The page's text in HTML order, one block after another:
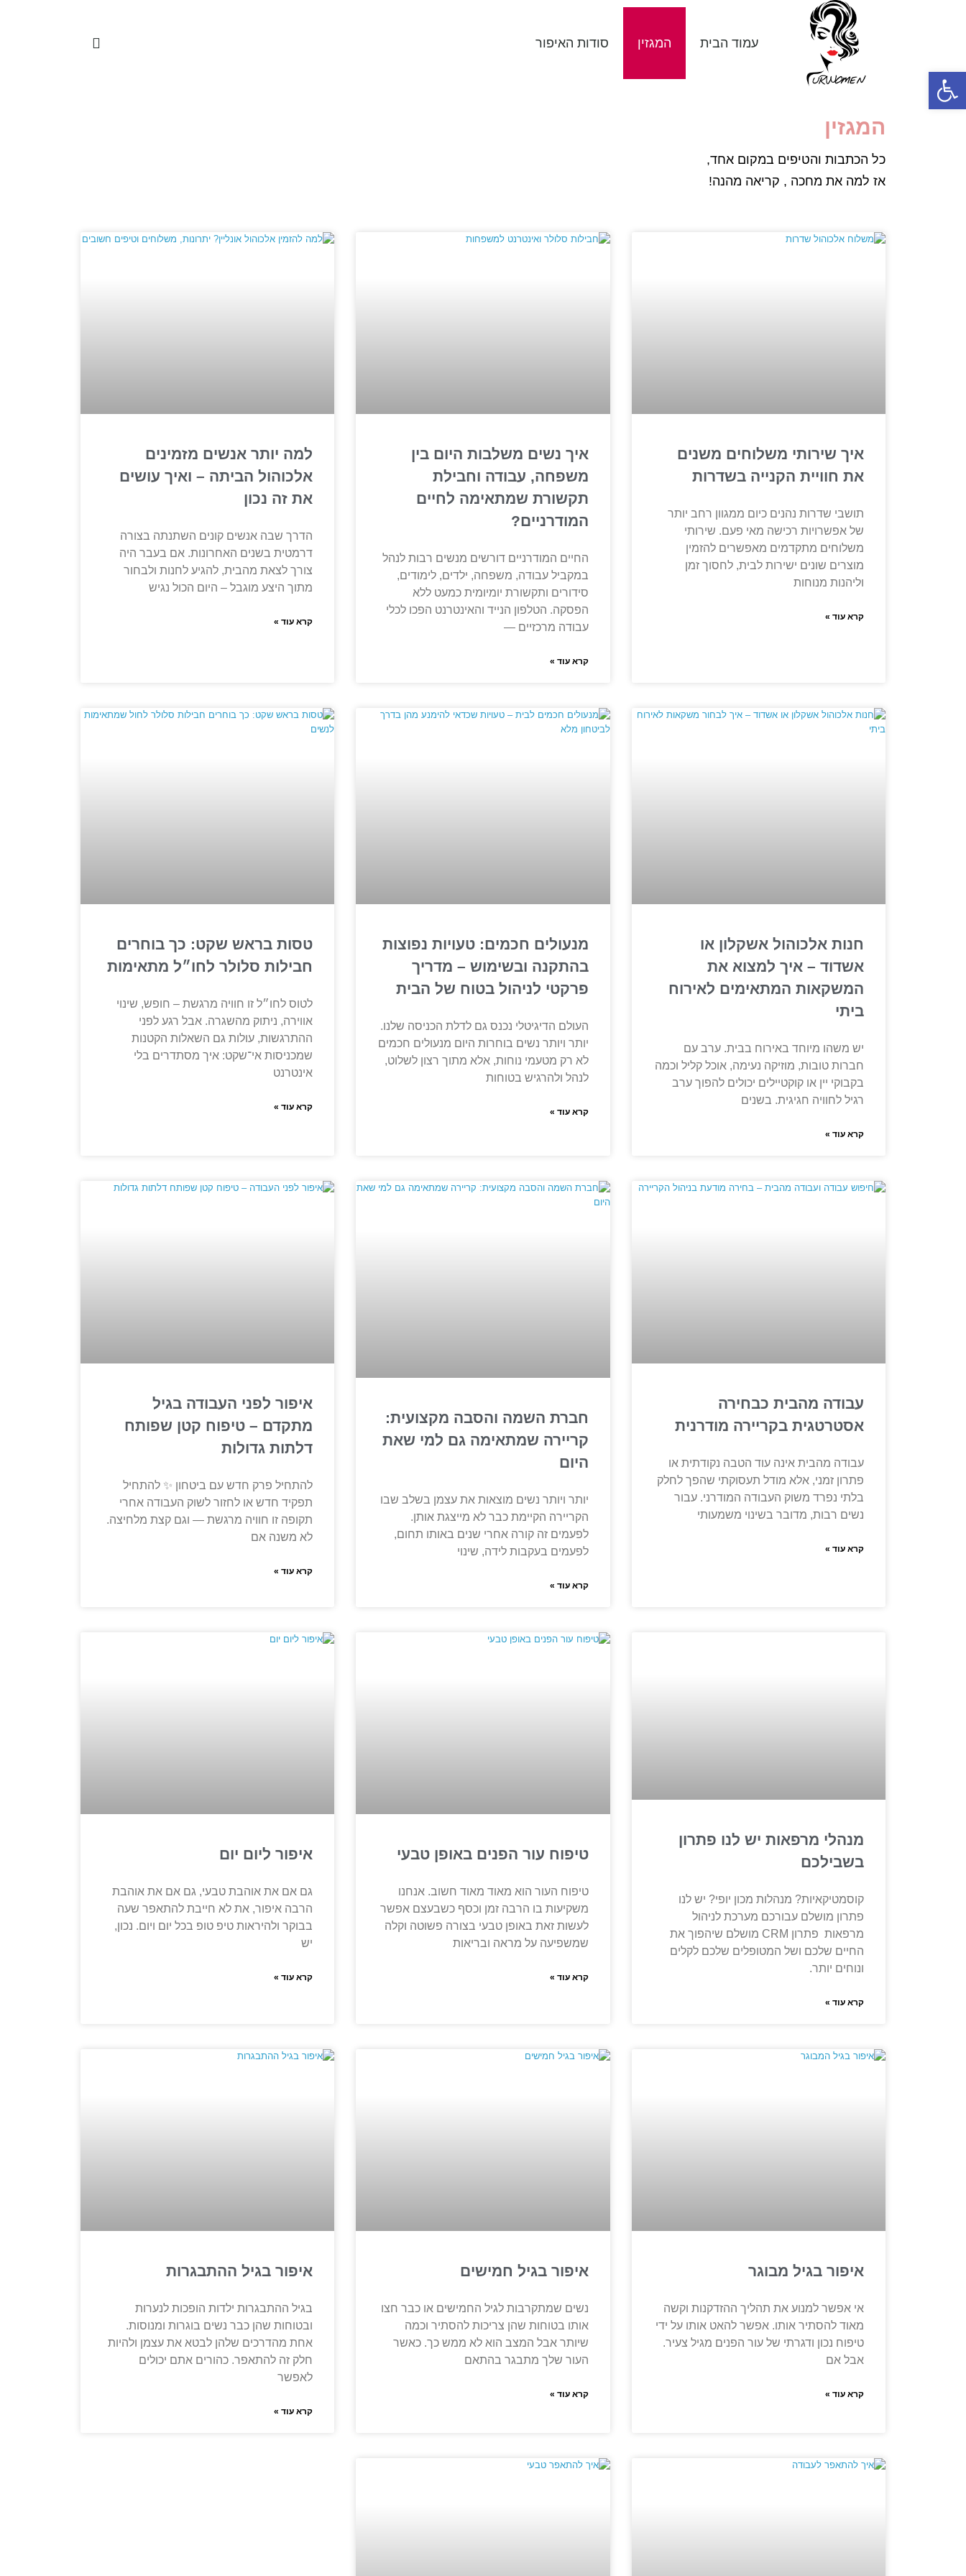
פתח סרגל נגישות
עמוד הבית המגזין סודות האיפור
המגזין
כל הכתבות והטיפים במקום אחד,
אז למה את מחכה , קריאה מהנה!
איך שירותי משלוחים משנים
את חוויית הקנייה בשדרות
תושבי שדרות נהנים כיום ממגוון רחב יותר
של אפשרויות רכישה מאי פעם. שירותי
משלוחים מתקדמים מאפשרים להזמין
מוצרים שונים ישירות לבית, לחסוך זמן
וליהנות מנוחות
קרא עוד »
איך נשים משלבות היום בין
משפחה, עבודה וחבילת
תקשורת שמתאימה לחיים
המודרניים?
החיים המודרניים דורשים מנשים רבות לנהל
במקביל עבודה, משפחה, ילדים, לימודים,
סידורים ותקשורת יומיומית כמעט ללא
הפסקה. הטלפון הנייד והאינטרנט הפכו לכלי
עבודה מרכזיים —
קרא עוד »
למה יותר אנשים מזמינים
אלכוהול הביתה – ואיך עושים
את זה נכון
הדרך שבה אנשים קונים השתנתה בצורה
דרמטית בשנים האחרונות. אם בעבר היה
צורך לצאת מהבית, להגיע לחנות ולבחור
מתוך היצע מוגבל – היום הכול נגיש
קרא עוד »
חנות אלכוהול אשקלון או
אשדוד – איך למצוא את
המשקאות המתאימים לאירוח
ביתי
יש משהו מיוחד באירוח בבית. ערב עם
חברות טובות, מוזיקה נעימה, אוכל קליל וכמה
בקבוקי יין או קוקטיילים יכולים להפוך ערב
רגיל לחוויה חגיגית. בשנים
קרא עוד »
מנעולים חכמים: טעויות נפוצות
בהתקנה ובשימוש – מדריך
פרקטי לניהול בטוח של הבית
העולם הדיגיטלי נכנס גם לדלת הכניסה שלנו.
יותר ויותר נשים בוחרות היום מנעולים חכמים
לא רק מטעמי נוחות, אלא מתוך רצון לשלוט,
לנהל ולהרגיש בטוחות
קרא עוד »
טסות בראש שקט: כך בוחרים
חבילות סלולר לחו״ל מתאימות
לטוס לחו״ל זו חוויה מרגשת – חופש, שינוי
אווירה, ניתוק מהשגרה. אבל רגע לפני
ההתרגשות, עולות גם השאלות הקטנות
שמכניסות אי־שקט: איך מסתדרים בלי
אינטרנט
קרא עוד »
עבודה מהבית כבחירה
אסטרטגית בקריירה מודרנית
עבודה מהבית אינה עוד הטבה נקודתית או
פתרון זמני, אלא מודל תעסוקתי שהפך לחלק
בלתי נפרד משוק העבודה המודרני. עבור
נשים רבות, מדובר בשינוי משמעותי
קרא עוד »
חברת השמה והסבה מקצועית:
קריירה שמתאימה גם למי שאת
היום
יותר ויותר נשים מוצאות את עצמן בשלב שבו
הקריירה הקיימת כבר לא מייצגת אותן.
לפעמים זה קורה אחרי שנים באותו תחום,
לפעמים בעקבות לידה, שינוי
קרא עוד »
איפור לפני העבודה בגיל
מתקדם – טיפוח קטן שפותח
דלתות גדולות
להתחיל פרק חדש עם ביטחון ✨ להתחיל
תפקיד חדש או לחזור לשוק העבודה אחרי
תקופה זו חוויה מרגשת — וגם קצת מלחיצה.
לא משנה אם
קרא עוד »
מנהלי מרפאות יש לנו פתרון
בשבילכם
קוסמטיקאיות? מנהלות מכון יופי? יש לנו
פתרון מושלם עבורכם מערכת לניהול
מרפאות פתרון CRM מושלם שיהפוך את
החיים שלכם ושל המטופלים שלכם לקלים
ונוחים יותר.
קרא עוד »
טיפוח עור הפנים באופן טבעי
טיפוח העור הוא מאוד מאוד חשוב. אנחנו
משקיעות בו הרבה זמן וכסף כשבעצם אפשר
לעשות זאת באופן טבעי בצורה פשוטה וקלה
שמשפיעה על מראה ובריאות
קרא עוד »
איפור ליום יום
גם אם את אוהבת טבעי, גם אם את אוהבת
הרבה איפור, את לא חייבת להתאפר שעה
בבוקר ולהיראות טיפ טופ בכל יום ויום. נכון,
יש
קרא עוד »
איפור בגיל מבוגר
אי אפשר למנוע את תהליך ההזדקנות וקשה
מאוד להסתיר אותו. אפשר להאט אותו על ידי
טיפוח נכון ודגרתי של עור הפנים מגיל צעיר.
אבל אם
קרא עוד »
איפור בגיל חמישים
נשים שמתקרבות לגיל החמישים או כבר חצו
אותו בטוחות שהן צריכות להסתיר וכמה
שיותר אבל המצב הוא לא ממש כך. כאשר
העור שלך מתבגר בהתאם
קרא עוד »
איפור בגיל ההתבגרות
בגיל ההתבגרות ילדות הופכות לנערות
ובטוחות שהן כבר נשים בוגרות ומנוסות.
אחת מהדרכים שלהן לבטא את עצמן ולהיות
חלק זה להתאפר. כהורים אתם יכולים
לאפשר
קרא עוד »